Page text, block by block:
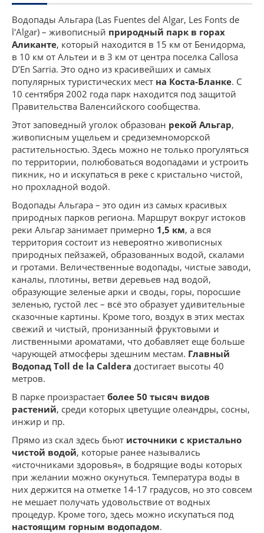
Водопады Альгара (Las Fuentes del Algar, Les Fonts de
l'Algar) – живописный природный парк в горах
Аликанте, который находится в 15 км от Бенидорма,
в 10 км от Альтеи и в 3 км от центра поселка Callosa
D’En Sarria. Это одно из красивейших и самых
популярных туристических мест на Коста-Бланке. С
10 сентября 2002 года парк находится под защитой
Правительства Валенсийского сообщества.
Этот заповедный уголок образован рекой Альгар,
живописным ущельем и средиземноморской
растительностью. Здесь можно не только прогуляться
по территории, полюбоваться водопадами и устроить
пикник, но и искупаться в реке с кристально чистой,
но прохладной водой.
Водопады Альгара – это один из самых красивых
природных парков региона. Маршрут вокруг истоков
реки Альгар занимает примерно 1,5 км, а вся
территория состоит из невероятно живописных
природных пейзажей, образованных водой, скалами
и гротами. Величественные водопады, чистые заводи,
каналы, плотины, ветви деревьев над водой,
образующие зеленые арки и своды, горы, поросшие
зеленью, густой лес – всё это образует удивительные
сказочные картины. Кроме того, воздух в этих местах
свежий и чистый, пронизанный фруктовыми и
лиственными ароматами, что добавляет еще больше
чарующей атмосферы здешним местам. Главный
Водопад Toll de la Caldera достигает высоты 40
метров.
В парке произрастает более 50 тысяч видов
растений, среди которых цветущие олеандры, сосны,
инжир и пр.
Прямо из скал здесь бьют источники с кристально
чистой водой, которые ранее назывались
«источниками здоровья», в бодрящие воды которых
при желании можно окунуться. Температура воды в
них держится на отметке 14-17 градусов, но это совсем
не мешает получать удовольствие от водных
процедур. Кроме того, здесь можно искупаться под
настоящим горным водопадом.